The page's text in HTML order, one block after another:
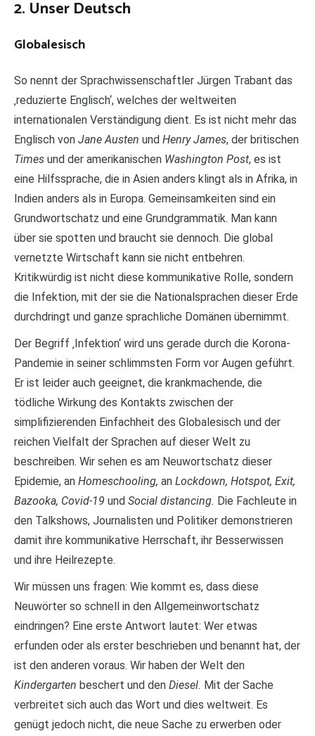
2. Unser Deutsch
Globalesisch
So nennt der Sprachwissenschaftler Jürgen Trabant das
‚reduzierte Englisch‘, welches der weltweiten
internationalen Verständigung dient. Es ist nicht mehr das
Englisch von Jane Austen und Henry James, der britischen
Times und der amerikanischen Washington Post, es ist
eine Hilfssprache, die in Asien anders klingt als in Afrika, in
Indien anders als in Europa. Gemeinsamkeiten sind ein
Grundwortschatz und eine Grundgrammatik. Man kann
über sie spotten und braucht sie dennoch. Die global
vernetzte Wirtschaft kann sie nicht entbehren.
Kritikwürdig ist nicht diese kommunikative Rolle, sondern
die Infektion, mit der sie die Nationalsprachen dieser Erde
durchdringt und ganze sprachliche Domänen übernimmt.
Der Begriff ‚Infektion‘ wird uns gerade durch die Korona-
Pandemie in seiner schlimmsten Form vor Augen geführt.
Er ist leider auch geeignet, die krankmachende, die
tödliche Wirkung des Kontakts zwischen der
simplifizierenden Einfachheit des Globalesisch und der
reichen Vielfalt der Sprachen auf dieser Welt zu
beschreiben. Wir sehen es am Neuwortschatz dieser
Epidemie, an Homeschooling, an Lockdown, Hotspot, Exit,
Bazooka, Covid-19 und Social distancing. Die Fachleute in
den Talkshows, Journalisten und Politiker demonstrieren
damit ihre kommunikative Herrschaft, ihr Besserwissen
und ihre Heilrezepte.
Wir müssen uns fragen: Wie kommt es, dass diese
Neuwörter so schnell in den Allgemeinwortschatz
eindringen? Eine erste Antwort lautet: Wer etwas
erfunden oder als erster beschrieben und benannt hat, der
ist den anderen voraus. Wir haben der Welt den
Kindergarten beschert und den Diesel. Mit der Sache
verbreitet sich auch das Wort und dies weltweit. Es
genügt jedoch nicht, die neue Sache zu erwerben oder